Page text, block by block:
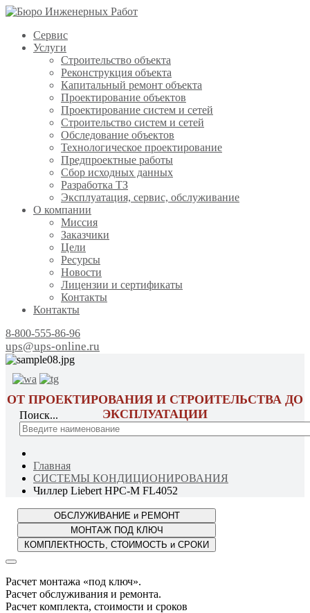
Сервис
Услуги
Строительство объекта
Реконструкция объекта
Капитальный ремонт объекта
Проектирование объектов
Проектирование систем и сетей
Строительство систем и сетей
Обследование объектов
Технологическое проектирование
Предпроектные работы
Сбор исходных данных
Разработка ТЗ
Эксплуатация, сервис, обслуживание
О компании
Миссия
Заказчики
Цели
Ресурсы
Новости
Лицензии и сертификаты
Контакты
Контакты
8-800-555-86-96
ups@ups-online.ru
ОТ ПРОЕКТИРОВАНИЯ И СТРОИТЕЛЬСТВА ДО
ЭКСПЛУАТАЦИИ
Поиск...
Главная
СИСТЕМЫ КОНДИЦИОНИРОВАНИЯ
Чиллер Liebert HPC-M FL4052
Расчет монтажа «под ключ».
Расчет обслуживания и ремонта.
Расчет комплекта, стоимости и сроков